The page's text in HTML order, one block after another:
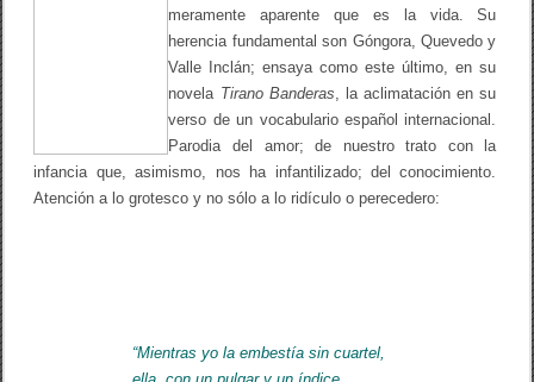
meramente aparente que es la vida. Su
herencia fundamental son Góngora, Quevedo y
Valle Inclán; ensaya como este último, en su
novela Tirano Banderas , la aclimatación en su
verso de un vocabulario español internacional.
Parodia del amor; de nuestro trato con la
infancia que, asimismo, nos ha infantilizado; del conocimiento.
Atención a lo grotesco y no sólo a lo ridículo o perecedero:
“Mientras yo la embestía sin cuartel,